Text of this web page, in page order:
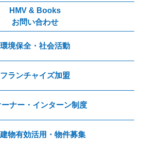
HMV & Books
お問い合わせ
環境保全・社会活動
フランチャイズ加盟
ーナー・インターン制度
物有効活用・物件募集